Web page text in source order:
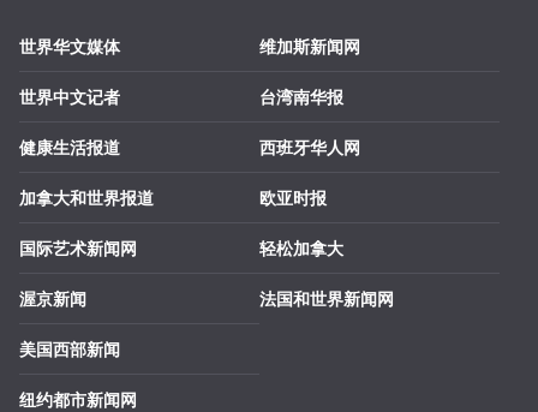
世界华文媒体
世界中文记者
健康生活报道
加拿大和世界报道
国际艺术新闻网
渥京新闻
美国西部新闻
纽约都市新闻网
维加斯新闻网
台湾南华报
西班牙华人网
欧亚时报
轻松加拿大
法国和世界新闻网